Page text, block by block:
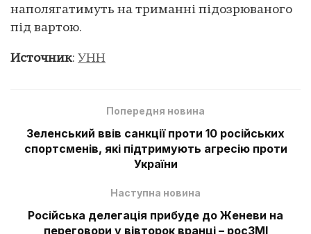
наполягатимуть на триманні підозрюваного
під вартою.
Источник: УНН
Попередня новина
Зеленський ввів санкції проти 10 російських
спортсменів, які підтримують агресію проти
України
Наступна новина
Російська делегація прибуде до Женеви на
переговори у вівторок вранці – росЗМІ